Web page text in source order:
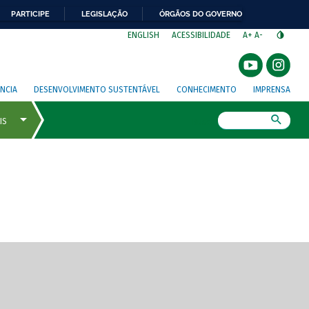
PARTICIPE LEGISLAÇÃO ÓRGÃOS DO GOVERNO
ENGLISH ACESSIBILIDADE A+ A-
DESENVOLVIMENTO SUSTENTÁVEL CONHECIMENTO IMPRENSA
de tela